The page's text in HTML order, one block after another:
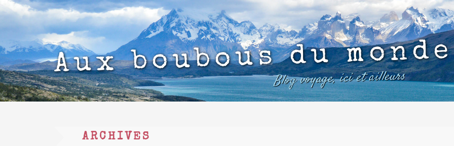
Aux boubous du monde
Blog voyage, ici et ailleurs
ARCHIVES